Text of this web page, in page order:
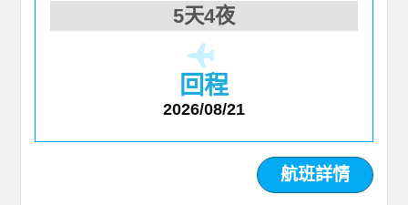
5天4夜
回程
2026/08/21
航班詳情